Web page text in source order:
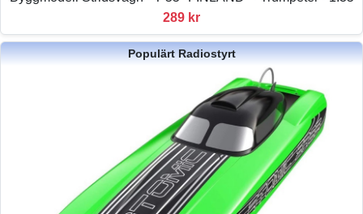
289 kr
Populärt Radiostyrt